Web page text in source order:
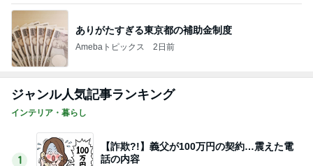
ありがたすぎる東京都の補助金制度
Amebaトピックス 2日前
ジャンル人気記事ランキング
インテリア・暮らし
1
【詐欺?!】義父が100万円の契約…震えた電
話の内容